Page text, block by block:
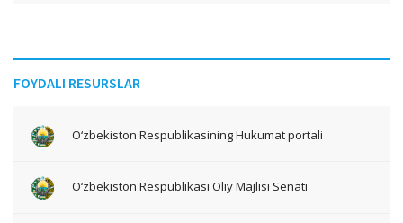
FOYDALI RESURSLAR
O‘zbekiston Respublikasining Hukumat portali
O‘zbekiston Respublikasi Oliy Majlisi Senati